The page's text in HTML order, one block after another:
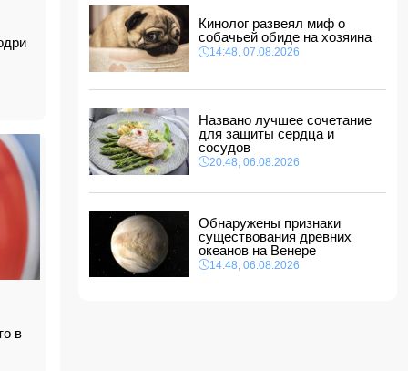
в
должности посла
14:10, 07.08.2026
Моуринью в шоке после отказа Родри от
перехода в "Реал"
Ильхам Алиев подписал распоряжения в
связи с двумя дипломатами
14:00, 07.08.2026
Прогноз погоды в Азербайджане на 8 августа
12:48, 07.08.2026
В Азербайджане ищут сотрудников с
зарплатой до 10 000 манатов
12:40, 07.08.2026
Кинолог развеял миф о
собачьей обиде на хозяина
14:48, 07.08.2026
Названо лучшее сочетание
для защиты сердца и
сосудов
20:48, 06.08.2026
Обнаружены признаки
существования древних
океанов на Венере
14:48, 06.08.2026